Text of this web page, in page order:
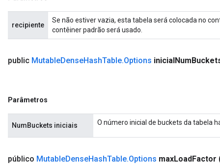
recipiente
Se não estiver vazia, esta tabela será colocada no
contêiner padrão será usado.
public MutableDenseHashTable.Options inicialNum
Parâmetros
NumBuckets iniciais O número inicial de buckets da tabela
público MutableDenseHashTable.Options maxLoadFactor